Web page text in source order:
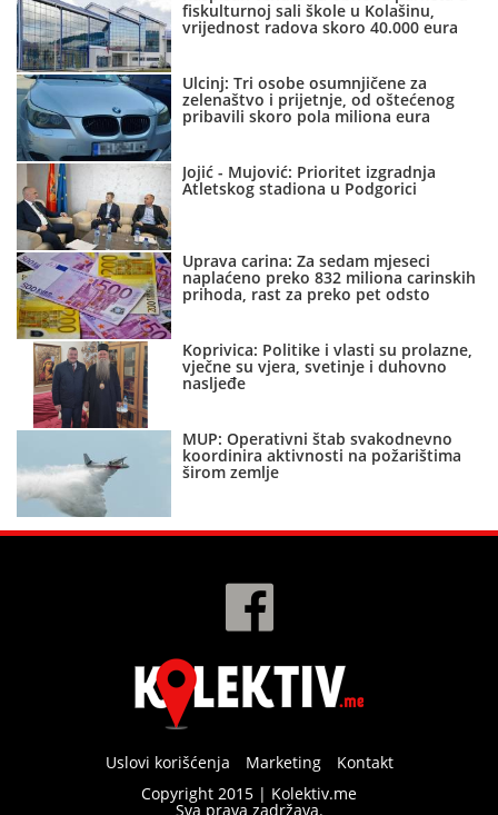
fiskulturnoj sali škole u Kolašinu,
vrijednost radova skoro 40.000 eura
Ulcinj: Tri osobe osumnjičene za
zelenaštvo i prijetnje, od oštećenog
pribavili skoro pola miliona eura
Jojić - Mujović: Prioritet izgradnja
Atletskog stadiona u Podgorici
Uprava carina: Za sedam mjeseci
naplaćeno preko 832 miliona carinskih
prihoda, rast za preko pet odsto
Koprivica: Politike i vlasti su prolazne,
vječne su vjera, svetinje i duhovno
nasljeđe
MUP: Operativni štab svakodnevno
koordinira aktivnosti na požarištima
širom zemlje
Uslovi korišćenja Marketing
Kontakt
Copyright 2015 | Kolektiv.me
Sva prava zadržava.